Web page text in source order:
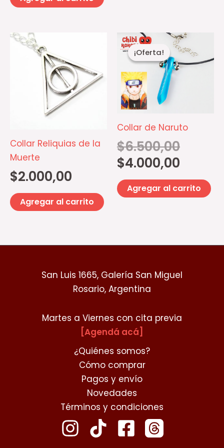
Collar Reliquias de la
Muerte
$2.000,00
Agregar al carrito
¡Oferta!
¡Oferta!
Collar de Naruto
$6.500,00
El
precio
original
era:
$4.000,00
El
precio
actual
es:
Agregar al carrito
San Luis 1665, Galería San Miguel
Rosario, Argentina
Martes a Viernes con cita previa
[Agendá acá]
¿Quiénes somos?
Cómo comprar
Pagos y envío
Novedades
Términos y condiciones